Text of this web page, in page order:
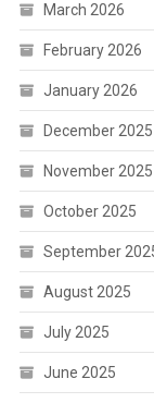
March 2026
February 2026
January 2026
December 2025
November 2025
October 2025
September
August 2025
July 2025
June 2025